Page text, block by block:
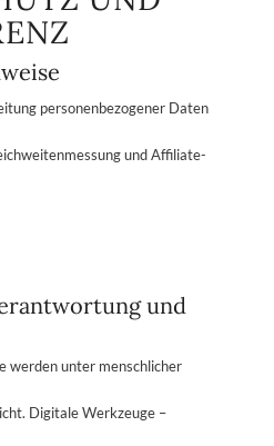
personenbezogener Daten
und Affiliate-
und
werden unter menschlicher
Digitale Werkzeuge –